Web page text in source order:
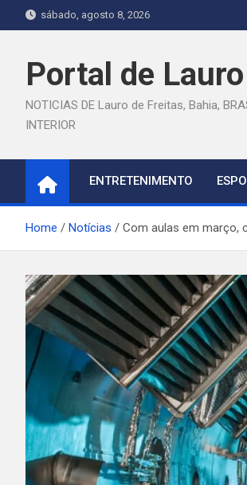
to
sábado, agosto 8, 2026
Portal de Lauro
NOTICIAS DE Lauro de Freitas, Bahia,
INTERIOR
ENTRETENIMENTO
Home Notícias Com aulas em março,